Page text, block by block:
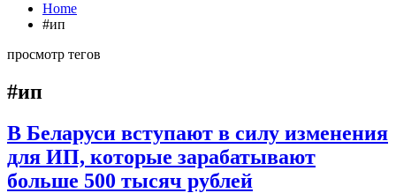
Home
#ип
просмотр тегов
#ип
В Беларуси вступают в силу изменения
для ИП, которые зарабатывают
больше 500 тысяч рублей